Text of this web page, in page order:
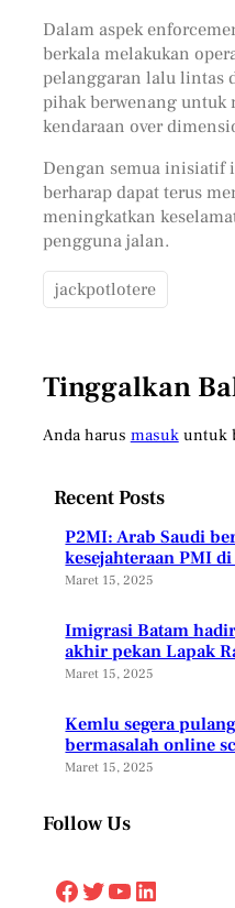
Dalam aspek
berkala melakukan
pelanggaran lalu lintas
pihak berwenang
kendaraan over
Dengan semua inisiatif
berharap dapat terus
meningkatkan
pengguna jalan.
jackpotlotere
Tinggalkan
Anda harus masukuntuk
Recent Posts
P2MI: Arab Saudi
kesejahteraan PMI
Maret 15, 2025
Imigrasi Batam
akhir pekan Lapak
Maret 15, 2025
Kemlu segera
bermasalah online
Maret 15, 2025
Follow Us
Facebook Twitter YouTube LinkedIn